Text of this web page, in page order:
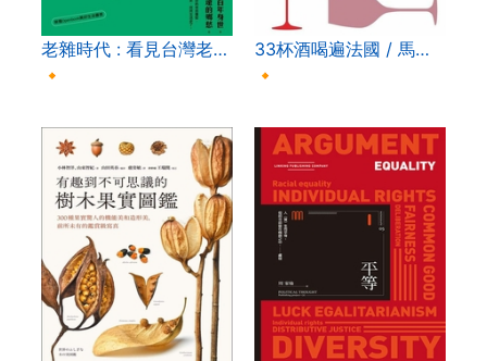
老雜時代 : 看見台灣老…
🔸
33杯酒喝遍法國 / 馬…
🔸